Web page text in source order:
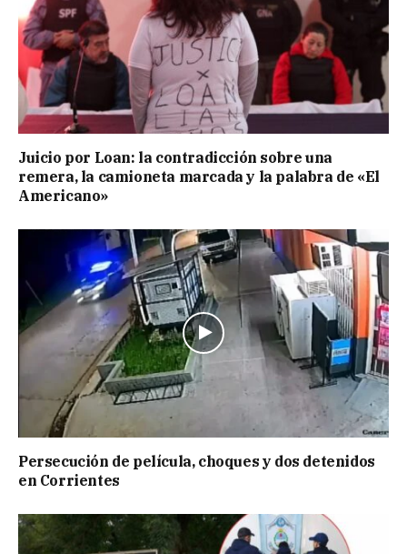
Juicio por Loan: la contradicción sobre una
remera, la camioneta marcada y la palabra de «El
Americano»
Persecución de película, choques y dos detenidos
en Corrientes